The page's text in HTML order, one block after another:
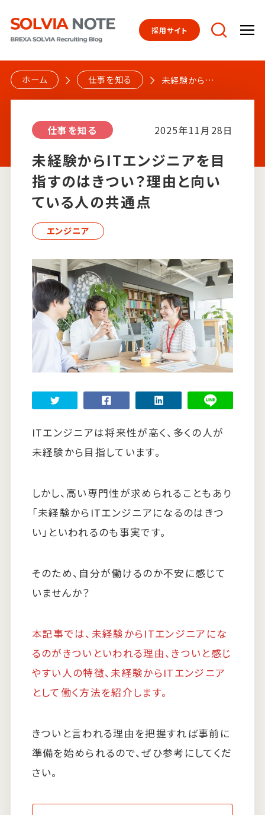
採用サイト
ホーム 仕事を知る
未経験からIT
つい？理由と
の共通点
仕事を知る 2025年11月28日
未経験からITエンジニアを目
指すのはきつい？理由と向い
ている人の共通点
エンジニア
ITエンジニアは将来性が高く、多くの人が
未経験から目指しています。
しかし、高い専門性が求められることもあり
「未経験からITエンジニアになるのはきつ
い」といわれるのも事実です。
そのため、自分が働けるのか不安に感じて
いませんか？
本記事では、未経験からITエンジニアにな
るのがきついといわれる理由、きついと感じ
やすい人の特徴、未経験からITエンジニア
として働く方法を紹介します。
きついと言われる理由を把握すれば事前に
準備を始められるので、ぜひ参考にしてくだ
さい。
トップページ
社員を知る
仕事を知る
文化を知る
すべての記事
ランキング